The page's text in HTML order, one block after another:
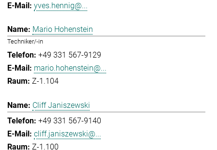
yves.hennig@...
Mario Hohenstein
Techniker/-in
+49 331 567-9129
mario.hohenstein@...
Z-1.104
Cliff Janiszewski
+49 331 567-9140
cliff.janiszewski@...
Z-1.100